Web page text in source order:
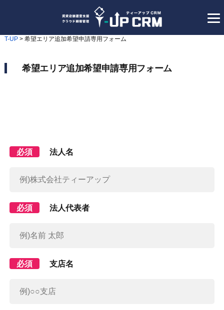
T-UP> 希望エリア追加希望申請専用フォーム
希望エリア追加希望申請専用フォーム
必須 法人名
必須 法人代表者
必須 支店名